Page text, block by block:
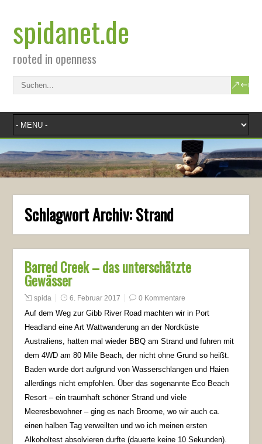
spidanet.de
rooted in openness
Schlagwort Archiv:Strand
Barred Creek – das unterschätzte
Gewässer
spida 6. Februar 2017 0 Kommentare
Auf dem Weg zur Gibb River Road machten wir in Port
Headland eine Art Wattwanderung an der Nordküste
Australiens, hatten mal wieder BBQ am Strand und fuhren mit
dem 4WD am 80 Mile Beach, der nicht ohne Grund so heißt.
Baden wurde dort aufgrund von Wasserschlangen und Haien
allerdings nicht empfohlen. Über das sogenannte Eco Beach
Resort – ein traumhaft schöner Strand und viele
Meeresbewohner – ging es nach Broome, wo wir auch ca.
einen halben Tag verweilten und wo ich meinen ersten
Alkoholtest absolvieren durfte (dauerte keine 10 Sekunden).